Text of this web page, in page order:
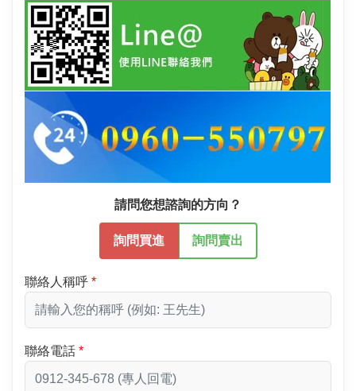
請問您想諮詢的方向？
詢問買進 詢問賣出
聯絡人稱呼
聯絡電話